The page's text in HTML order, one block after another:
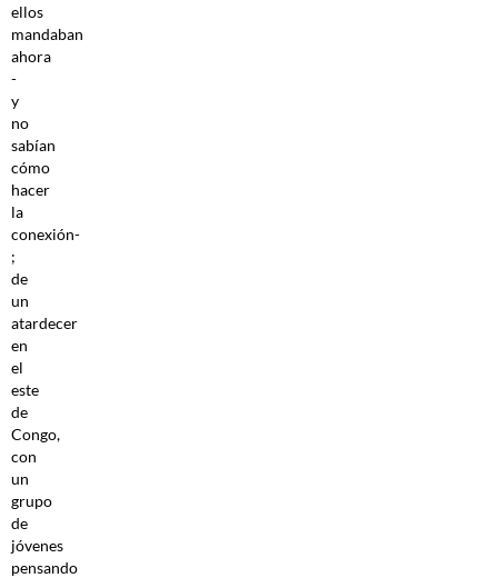
ellos
mandaban
ahora
-
y
no
sabían
cómo
hacer
la
conexión-
;
de
un
atardecer
en
el
este
de
Congo,
con
un
grupo
de
jóvenes
pensando